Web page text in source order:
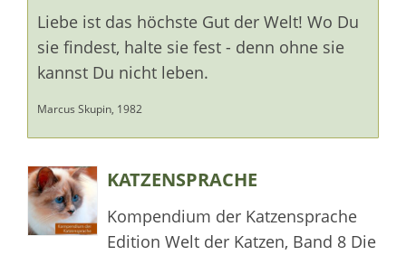
Liebe ist das höchste Gut der Welt! Wo Du
sie findest, halte sie fest - denn ohne sie
kannst Du nicht leben.
Marcus Skupin, 1982
KATZENSPRACHE
Kompendium der Katzensprache
Edition Welt der Katzen, Band 8 Die